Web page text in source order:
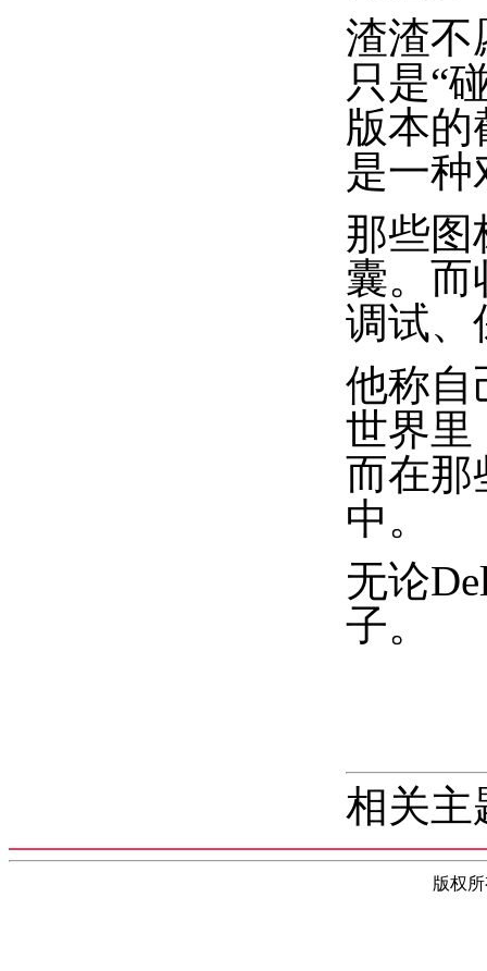
渣渣不
只是“
版本
是一种
那些图
囊。而
调试、
他称自
世界里
而在那
中。
无论
子。
相关主
版权